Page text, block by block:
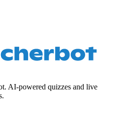
AI-powered quizzes and live